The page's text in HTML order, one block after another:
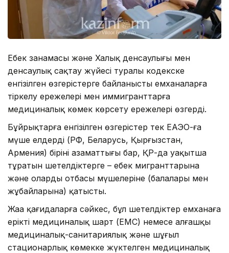
Еңбек заңнамасы және Халық денсаулығы мен
денсаулық сақтау жүйесі туралы кодекске
енгізілген өзгерістерге байланысты емханаларға
тіркелу ережелері мен иммигранттарға
медициналық көмек көрсету ережелері өзгерді.
Бұйрықтарға енгізілген өзгерістер тек ЕАЭО-ға
мүше елдердің (РФ, Беларусь, Қырғызстан,
Армения) бірінің азаматтығы бар, ҚР-да уақытша
тұратын шетелдіктерге – еңбек мигранттарына
және олардың отбасы мүшелеріне (балалары мен
жұбайларына) қатысты.
Жаңа қағидаларға сәйкес, бұл шетелдіктер емханаға
ерікті медициналық шарт (ЕМС) немесе алғашқы
медициналық-санитариялық және шұғыл
стационарлық көмекке жүктелген медициналық